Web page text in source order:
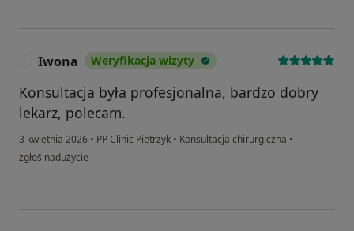
Iwona Weryfikacja wizyty
Konsultacja była profesjonalna, bardzo dobry
lekarz, polecam.
3 kwietnia 2026 • PP Clinic Pietrzyk • Konsultacja chirurgiczna •
w opinii użytkownika Iwona
zgłoś nadużycie